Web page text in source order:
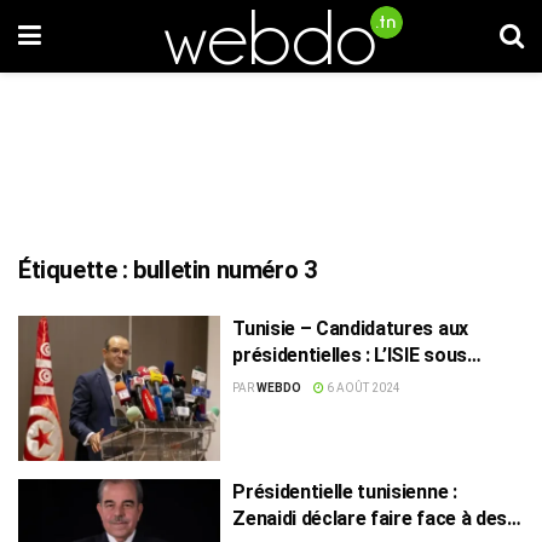
Étiquette : bulletin numéro 3
Tunisie – Candidatures aux
présidentielles : L’ISIE sous
examen !
PARWEBDO 6 AOÛT 2024
Présidentielle tunisienne :
Zenaidi déclare faire face à des